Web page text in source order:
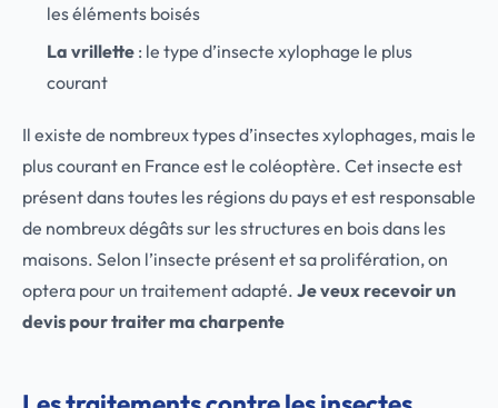
les éléments boisés
La vrillette : le type d’insecte xylophage le plus
courant
Il existe de nombreux types d’insectes xylophages, mais le
plus courant en France est le coléoptère. Cet insecte est
présent dans toutes les régions du pays et est responsable
de nombreux dégâts sur les structures en bois dans les
maisons. Selon l’insecte présent et sa prolifération, on
optera pour un traitement adapté. Je veux recevoir un
devis pour traiter ma charpente